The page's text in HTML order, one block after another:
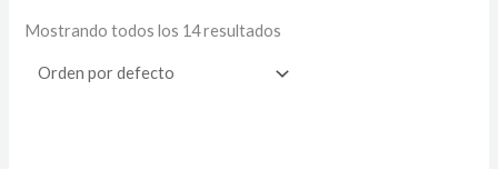
Mostrando todos los 14 resultados